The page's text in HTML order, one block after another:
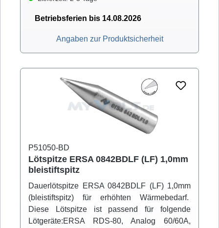
Betriebsferien bis 14.08.2026
Angaben zur Produktsicherheit
P51050-BD
Lötspitze ERSA 0842BDLF (LF) 1,0mm
bleistiftspitz
Dauerlötspitze ERSA 0842BDLF (LF) 1,0mm
(bleistiftspitz) für erhöhten Wärmebedarf.
Diese Lötspitze ist passend für folgende
Lötgeräte:ERSA RDS-80, Analog 60/60A,